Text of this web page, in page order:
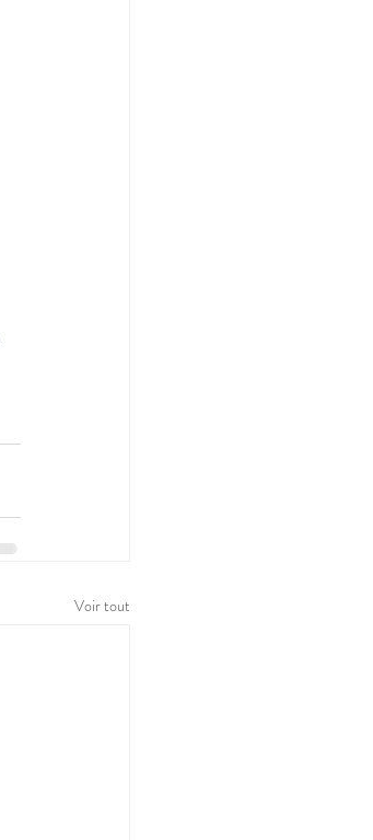
Voir tout